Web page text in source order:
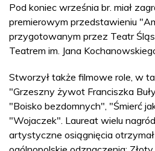
Pod koniec września br. miał
premierowym przedstawieniu
przygotowanym przez Teatr
Teatrem im. Jana
Stworzył także filmowe role, w
"Grzeszny żywot Franciszka
"Boisko bezdomnych", "Śmierć
"Wojaczek". Laureat wielu
artystyczne osiągnięcia